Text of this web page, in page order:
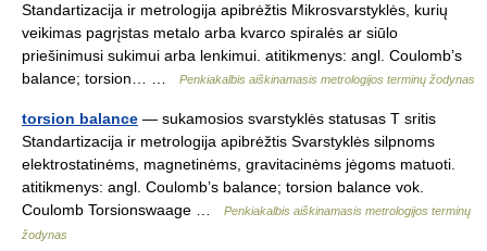
Standartizacija ir metrologija apibrėžtis Mikrosvarstyklės, kurių
veikimas pagrįstas metalo arba kvarco spiralės ar siūlo
priešinimusi sukimui arba lenkimui. atitikmenys: angl. Coulomb’s
balance; torsion… …
Penkiakalbis aiškinamasis metrologijos terminų žodynas
torsion balance — sukamosios svarstyklės statusas T sritis
Standartizacija ir metrologija apibrėžtis Svarstyklės silpnoms
elektrostatinėms, magnetinėms, gravitacinėms jėgoms matuoti.
atitikmenys: angl. Coulomb’s balance; torsion balance vok.
Coulomb Torsionswaage …
Penkiakalbis aiškinamasis metrologijos terminų
žodynas